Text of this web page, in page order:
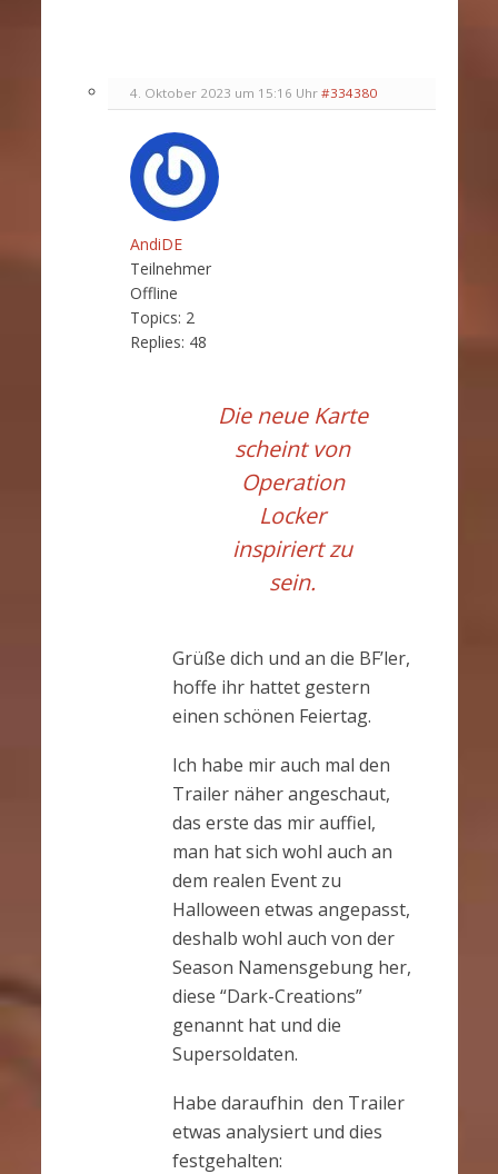
4. Oktober 2023 um 15:16 Uhr #334380
AndiDE
Teilnehmer
Offline
Topics: 2
Replies: 48
Die neue Karte
scheint von
Operation
Locker
inspiriert zu
sein.
Grüße dich und an die BF’ler,
hoffe ihr hattet gestern
einen schönen Feiertag.
Ich habe mir auch mal den
Trailer näher angeschaut,
das erste das mir auffiel,
man hat sich wohl auch an
dem realen Event zu
Halloween etwas angepasst,
deshalb wohl auch von der
Season Namensgebung her,
diese “Dark-Creations”
genannt hat und die
Supersoldaten.
Habe daraufhin den Trailer
etwas analysiert und dies
festgehalten: